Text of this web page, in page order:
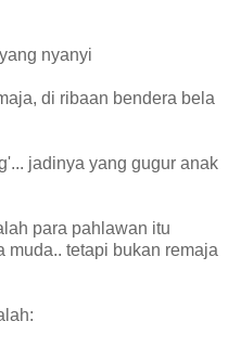
nyanyi
di ribaan bendera bela
jadinya yang gugur anak
para pahlawan itu
muda.. tetapi bukan remaja